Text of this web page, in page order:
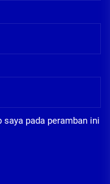
pada peramban ini